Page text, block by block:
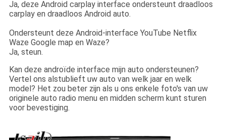
Ja, deze Android carplay interface ondersteunt draadloos
carplay en draadloos Android auto.
Ondersteunt deze Android-interface YouTube Netflix
Waze Google map en Waze?
Ja, steun.
Kan deze androïde interface mijn auto ondersteunen?
Vertel ons alstublieft uw auto van welk jaar en welk
model? Het zou beter zijn als u ons enkele foto's van uw
originele auto radio menu en midden scherm kunt sturen
voor bevestiging.